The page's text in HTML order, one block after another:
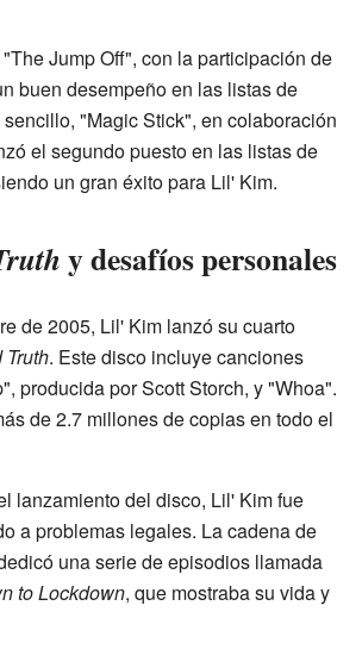
Jump Off", con la participación de
buen desempeño en las listas de
"Magic Stick", en colaboración
el segundo puesto en las listas de
un gran éxito para Lil' Kim.
y desafíos personales
de 2005, Lil' Kim lanzó su cuarto
Truth. Este disco incluye canciones
producida por Scott Storch, y "Whoa".
de 2.7 millones de copias en todo el
lanzamiento del disco, Lil' Kim fue
a problemas legales. La cadena de
una serie de episodios llamada
to Lockdown, que mostraba su vida y